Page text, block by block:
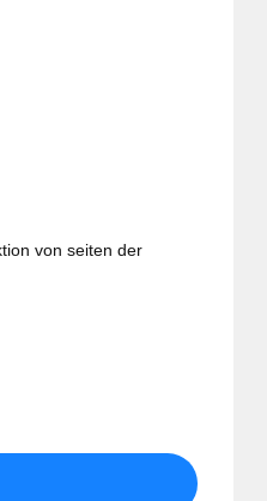
von seiten der